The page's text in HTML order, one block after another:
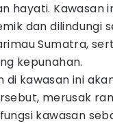
hayati.
dan dilindungi
Sumatra,
kepunahan.
di kawasan ini
merusak
kawasan